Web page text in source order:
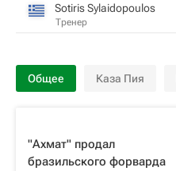
Sotiris Sylaidopoulos
Тренер
Общее Каза Пия
"Ахмат" продал
бразильского форварда